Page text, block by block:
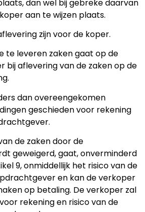
dan wel bij gebreke daarvan
aan te wijzen plaats.
zijn voor de koper.
te leveren zaken gaat op de
bij aflevering van de zaken op de
dan overeengekomen
geschieden voor rekening
de zaken door de
geweigerd, gaat, onverminderd
9, onmiddellijk het risico van de
en kan de verkoper
op betaling. De verkoper zal
rekening en risico van de